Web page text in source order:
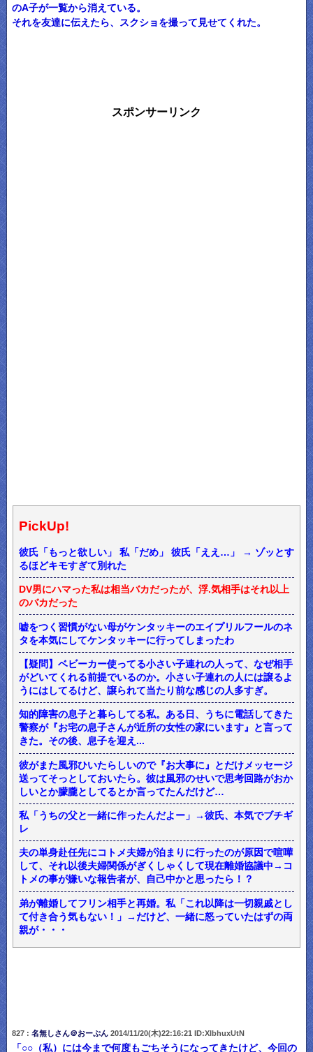
のA子が一覧から消えている。
それを友達に伝えたら、スクショを撮って見せてくれた。
スポンサーリンク
PickUp!
彼氏「もっと欲しい」 私「だめ」 彼氏「ええ…」 → ゾッとす
るほどキモすぎて別れた
DV男にハマった私は相当バカだったが、浮.気相手はそれ以上
のバカだった
嘘をつく習慣がない母がケンタッキーのエイプリルフールのネ
タを本気にしてケンタッキーに行ってしまったわ
【疑問】ベビーカー使ってる小さい子連れの人って、なぜ相手
がどいてくれる前提でいるのか。小さい子連れの人には譲るよ
うにはしてるけど、譲られて当たり前な感じの人多すぎ。
知的障害の息子と暮らしてる私。ある日、うちに電話してきた
警察が『お宅の息子さんが近所の女性の家にいます』と言って
きた。その後、息子を迎え...
彼がまた風邪ひいたらしいので『お大事に』とだけメッセージ
送ってそっとしておいたら。彼は風邪のせいで思考回路がおか
しいとか朦朧としてるとか言ってたんだけど…
私「うちの父と一緒に作ったんだよー」→彼氏、本気でブチギ
レ
夫の単身赴任先にコトメ夫婦が泊まりに行ったのが原因で喧嘩
して、それ以後夫婦関係がぎくしゃくして現在離婚協議中→コ
トメの事が嫌いな報告者が、自己中かと思ったら！？
弟が離婚してフリン相手と再婚。私「これ以降は一切親戚とし
て付き合う気もない！」→だけど、一緒に怒っていたはずの両
親が・・・
827 : 名無しさん＠おーぷん2014/11/20(木)22:16:21 ID:XlbhuxUtN
「○○（私）には今まで何度もごちそうになってきたけど、今回の